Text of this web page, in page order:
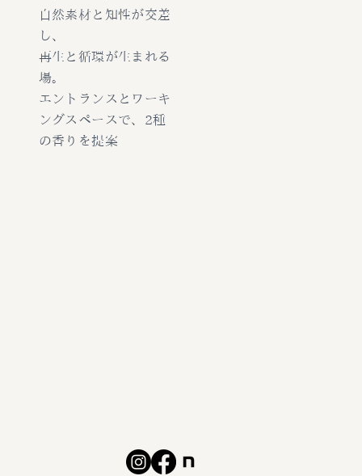
自然素材と知性が交差
し、
再生と循環が生まれる
場。
エントランスとワーキ
ングスペースで、2種
の香りを提案